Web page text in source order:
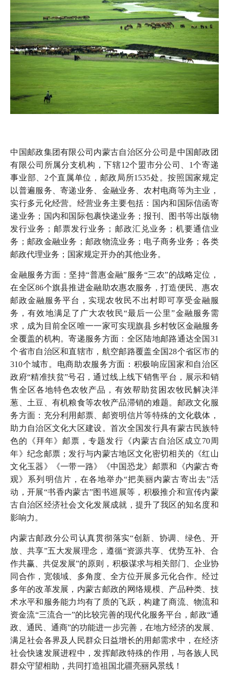
中国邮政集团有限公司内蒙古自治区分公司是中国邮政团
有限公司所属分支机构，下辖12个盟市分公司、1个寄递
事业部、2个直属单位，邮政局所1535处。按照国家规定
以普遍服务、寄递业务、金融业务、农村电商等为主业，
实行多元化经营。经营业务主要包括：国内和国际信函寄
递业务；国内和国际包裹快递业务；报刊、图书等出版物
发行业务；邮票发行业务；邮政汇兑业务；机要通信业
务；邮政金融业务；邮政物流业务；电子商务业务；各类
邮政代理业务；国家规定开办的其他业务。
金融服务方面：坚持“普惠金融”服务“三农”的战略定位，
在全区86个旗县推进金融助农惠农服务，打造便民、惠农
邮政金融服务平台，实现农牧民不出村即可享受金融服
务，有效地满足了广大农牧民“最后一公里”金融服务需
求，成为目前全区唯一一家可实现旗县乡村牧区金融服务
全覆盖的机构。寄递服务方面：全区陆地邮路通达全国31
个省市自治区和直辖市，航空邮路覆盖全国28个省区市的
310个城市。电商助农服务方面：积极响应国家和自治区
政府“精准扶贫”号召，通过线上线下销售平台，展示和销
售全区各地特色农牧产品，有效帮助贫困农牧民解决洋
葱、土豆、有机粮食等农牧产品滞销的难题。邮政文化服
务方面：充分利用邮票、邮资明信片等特殊的文化载体，
助力自治区文化大区建设。首次全国发行具有蒙古民族特
色的《拜年》邮票，专题发行《内蒙古自治区成立70周
年》纪念邮票；发行与内蒙古地区文化密切相关的《红山
文化玉器》《一带一路》《中国恐龙》邮票和《内蒙古奇
观》系列明信片，在各地举办“把美丽内蒙古寄出去”活
动，开展“书香内蒙古”图书巡展等，积极推介和宣传内蒙
古自治区经济社会文化发展成就，提升了我区的知名度和
影响力。
内蒙古邮政分公司认真贯彻落实“创新、协调、绿色、开
放、共享”五大发展理念，遵循“资源共享、优势互补、合
作共赢、共促发展”的原则，积极谋求与相关部门、企业协
同合作，宽领域、多角度、全方位开展多元化合作。经过
多年的改革发展，内蒙古邮政的网络规模、产品种类、技
术水平和服务能力均有了质的飞跃，构建了商流、物流和
资金流“三流合一”的比较完善的现代化服务平台，邮政“通
政、通民、通商”的功能进一步完善，在地方经济的发展、
满足社会各界及人民群众日益增长的用邮需求中，在经济
社会快速发展进程中，发挥邮政特殊的作用，与各族人民
群众守望相助，共同打造祖国北疆亮丽风景线！